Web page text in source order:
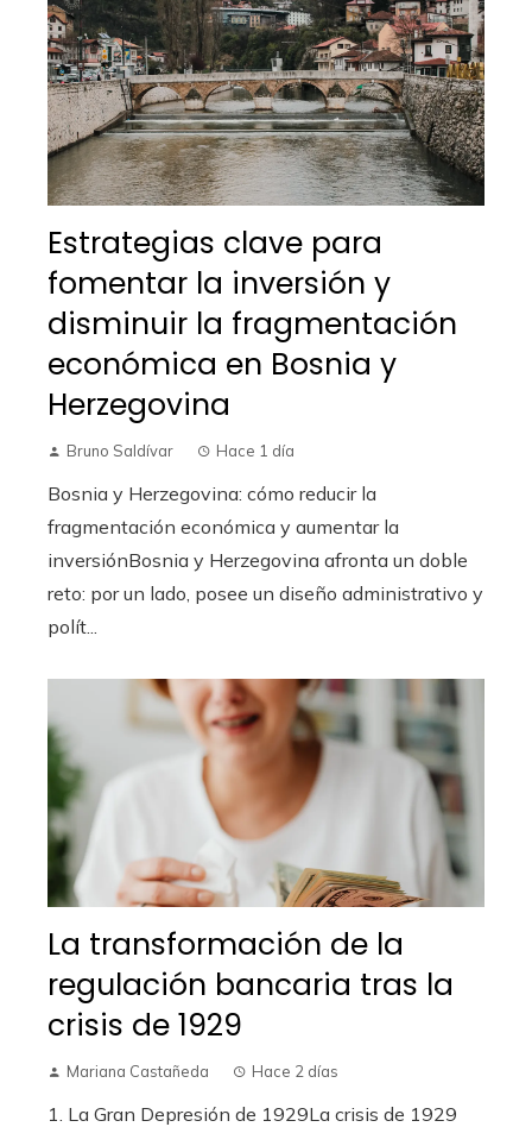
Estrategias clave para
fomentar la inversión y
disminuir la fragmentación
económica en Bosnia y
Herzegovina
Bruno Saldívar Hace 1 día
Bosnia y Herzegovina: cómo reducir la
fragmentación económica y aumentar la
inversiónBosnia y Herzegovina afronta un doble
reto: por un lado, posee un diseño administrativo y
polít...
La transformación de la
regulación bancaria tras la
crisis de 1929
Mariana Castañeda Hace 2 días
1. La Gran Depresión de 1929La crisis de 1929